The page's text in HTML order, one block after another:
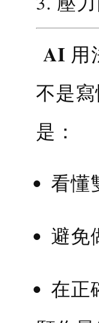
AI 用
不是寫
是：
看懂
避免
在正